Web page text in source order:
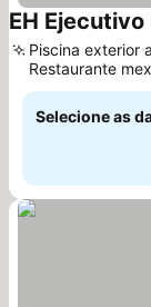
EH
Piscina exterior
Restaurante
Selecione as